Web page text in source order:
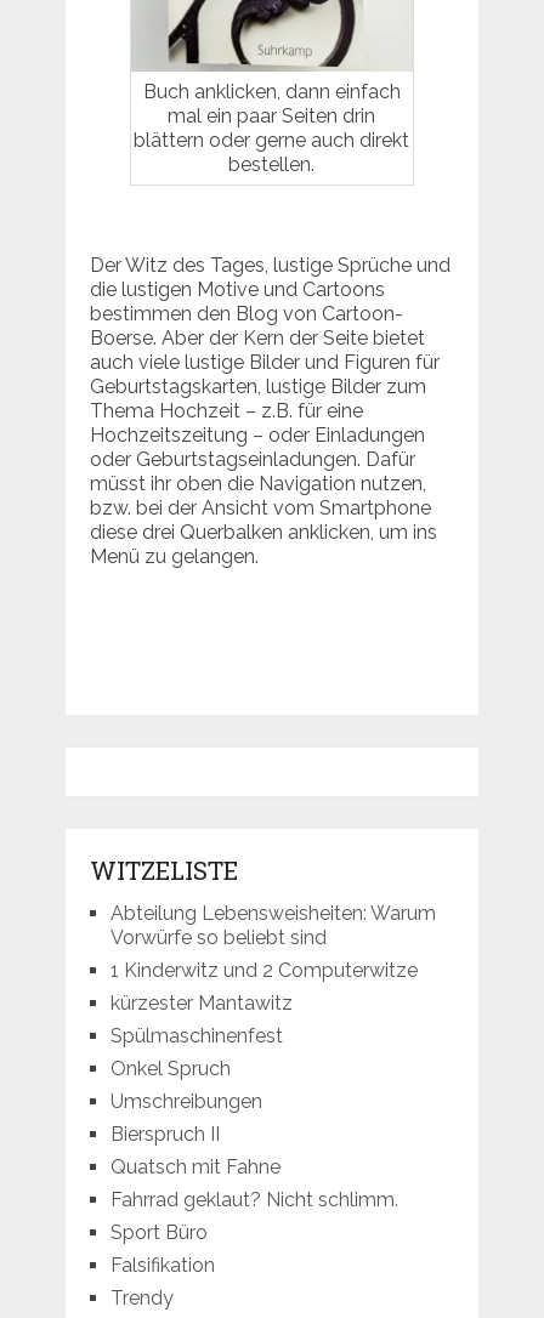
Buch anklicken, dann einfach
mal ein paar Seiten drin
blättern oder gerne auch direkt
bestellen.
Der Witz des Tages, lustige Sprüche und
die lustigen Motive und Cartoons
bestimmen den Blog von Cartoon-
Boerse. Aber der Kern der Seite bietet
auch viele lustige Bilder und Figuren für
Geburtstagskarten, lustige Bilder zum
Thema Hochzeit – z.B. für eine
Hochzeitszeitung – oder Einladungen
oder Geburtstagseinladungen. Dafür
müsst ihr oben die Navigation nutzen,
bzw. bei der Ansicht vom Smartphone
diese drei Querbalken anklicken, um ins
Menü zu gelangen.
WITZELISTE
Abteilung Lebensweisheiten: Warum
Vorwürfe so beliebt sind
1 Kinderwitz und 2 Computerwitze
kürzester Mantawitz
Spülmaschinenfest
Onkel Spruch
Umschreibungen
Bierspruch II
Quatsch mit Fahne
Fahrrad geklaut? Nicht schlimm.
Sport Büro
Falsifikation
Trendy